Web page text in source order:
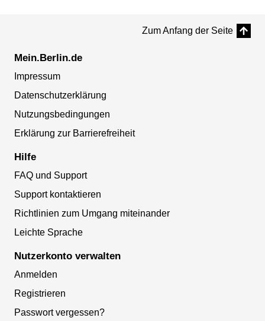
Zum Anfang der Seite
Mein.Berlin.de
Impressum
Datenschutzerklärung
Nutzungsbedingungen
Erklärung zur Barrierefreiheit
Hilfe
FAQ und Support
Support kontaktieren
Richtlinien zum Umgang miteinander
Leichte Sprache
Nutzerkonto verwalten
Anmelden
Registrieren
Passwort vergessen?